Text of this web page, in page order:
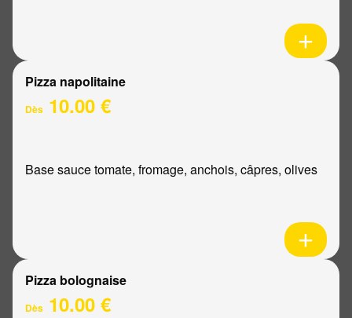
Pizza napolitaine
Dès 10.00 €
Base sauce tomate, fromage, anchois, câpres, olives
Pizza bolognaise
Dès 10.00 €